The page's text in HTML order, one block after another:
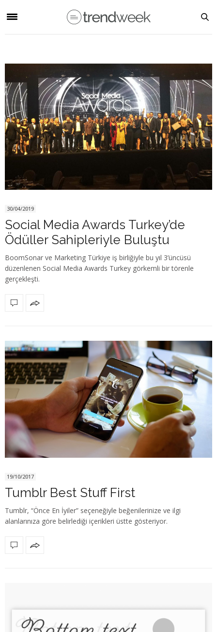
30/04/2019
Social Media Awards Turkey’de
Ödüller Sahipleriyle Buluştu
BoomSonar ve Marketing Türkiye iş birliğiyle bu yıl 3’üncüsü
düzenlenen Social Media Awards Turkey görkemli bir törenle
gerçekleşti.
19/10/2017
Tumblr Best Stuff First
Tumblr, “Önce En İyiler” seçeneğiyle beğenilerinize ve ilgi
alanlarınıza göre belirlediği içerikleri üstte gösteriyor.